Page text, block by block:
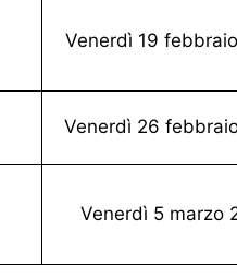
Venerdì 19
Venerdì 26
Venerdì 5 marzo